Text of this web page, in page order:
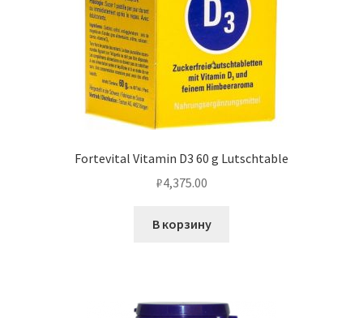
Fortevital Vitamin D3 60 g Lutschtable
₽4,375.00
В корзину